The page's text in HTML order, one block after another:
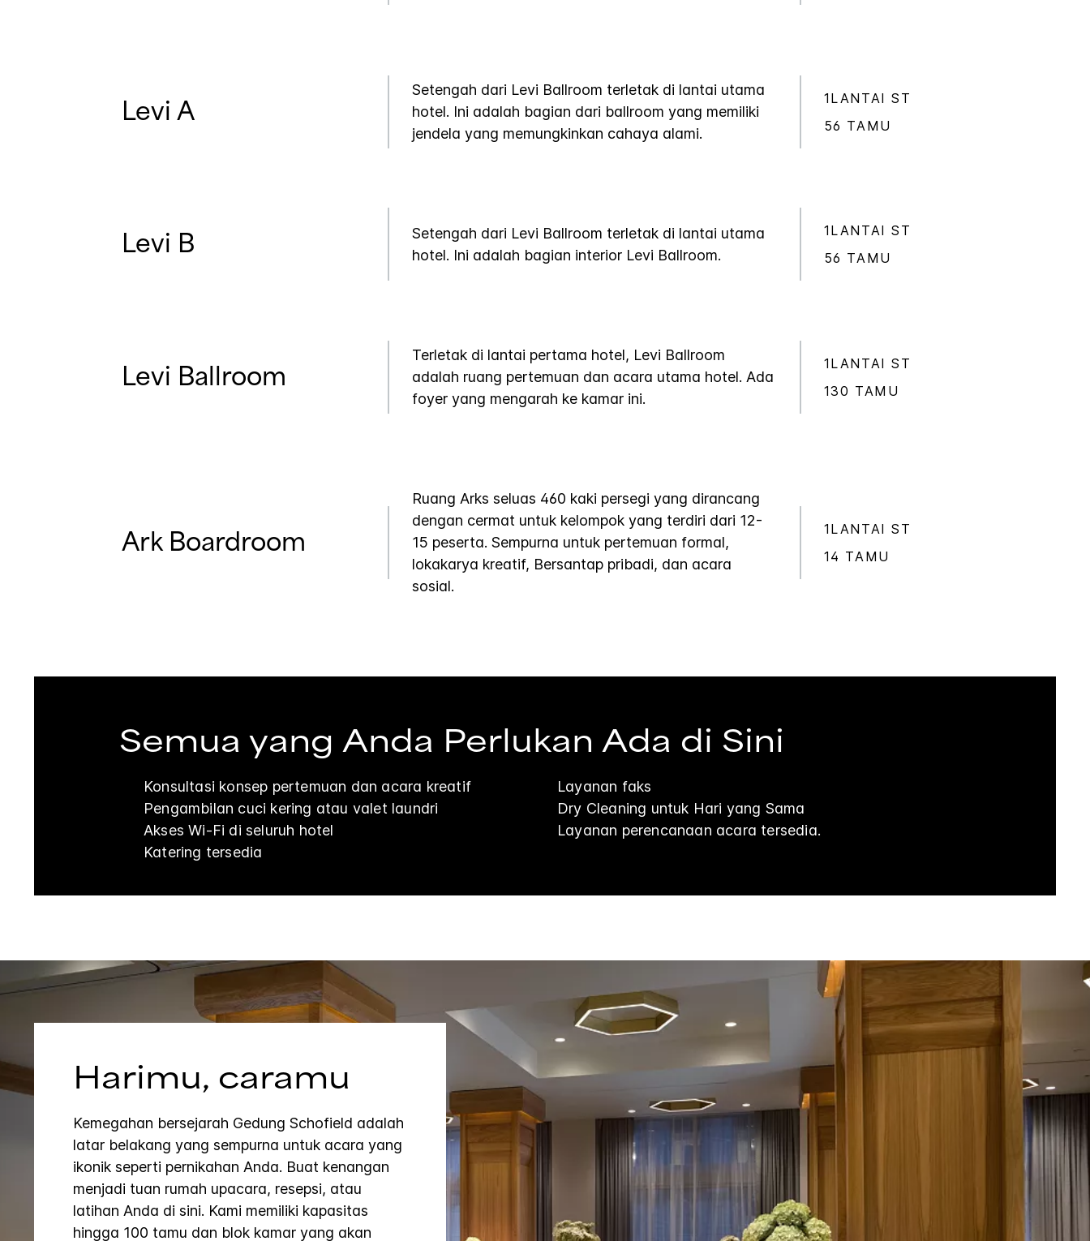
Levi A
Setengah dari Levi Ballroom terletak di lantai utama
hotel. Ini adalah bagian dari ballroom yang memiliki
jendela yang memungkinkan cahaya alami.
1LANTAI ST
56 TAMU
Levi B
Setengah dari Levi Ballroom terletak di lantai utama
hotel. Ini adalah bagian interior Levi Ballroom.
1LANTAI ST
56 TAMU
Levi Ballroom
Terletak di lantai pertama hotel, Levi Ballroom
adalah ruang pertemuan dan acara utama hotel. Ada
foyer yang mengarah ke kamar ini.
1LANTAI ST
130 TAMU
Ark Boardroom
Ruang Arks seluas 460 kaki persegi yang dirancang
dengan cermat untuk kelompok yang terdiri dari 12-
15 peserta. Sempurna untuk pertemuan formal,
lokakarya kreatif, Bersantap pribadi, dan acara
sosial.
1LANTAI ST
14 TAMU
Semua yang Anda Perlukan Ada di Sini
Konsultasi konsep pertemuan dan acara kreatif
Layanan faks
Pengambilan cuci kering atau valet laundri
Dry Cleaning untuk Hari yang Sama
Akses Wi-Fi di seluruh hotel
Layanan perencanaan acara tersedia.
Katering tersedia
Harimu, caramu
Kemegahan bersejarah Gedung Schofield adalah
latar belakang yang sempurna untuk acara yang
ikonik seperti pernikahan Anda. Buat kenangan
menjadi tuan rumah upacara, resepsi, atau
latihan Anda di sini. Kami memiliki kapasitas
hingga 100 tamu dan blok kamar yang akan